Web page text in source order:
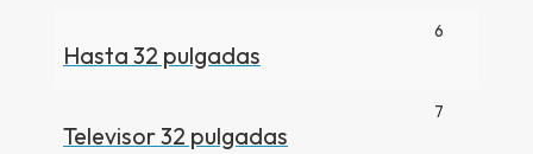
Hasta 32 pulgadas
6
Televisor 32 pulgadas
7